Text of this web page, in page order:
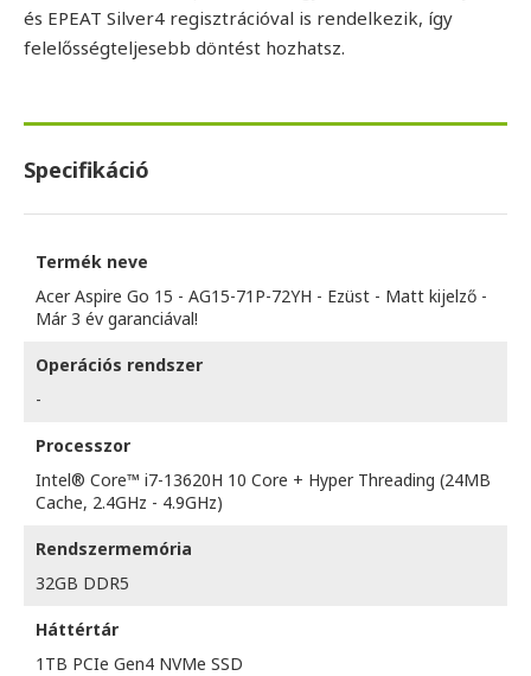
és EPEAT Silver4 regisztrációval is rendelkezik, így
felelősségteljesebb döntést hozhatsz.
Specifikáció
Termék neve
Acer Aspire Go 15 - AG15-71P-72YH - Ezüst - Matt kijelző -
Már 3 év garanciával!
Operációs rendszer
-
Processzor
Intel® Core™ i7-13620H 10 Core + Hyper Threading (24MB
Cache, 2.4GHz - 4.9GHz)
Rendszermemória
32GB DDR5
Háttértár
1TB PCIe Gen4 NVMe SSD